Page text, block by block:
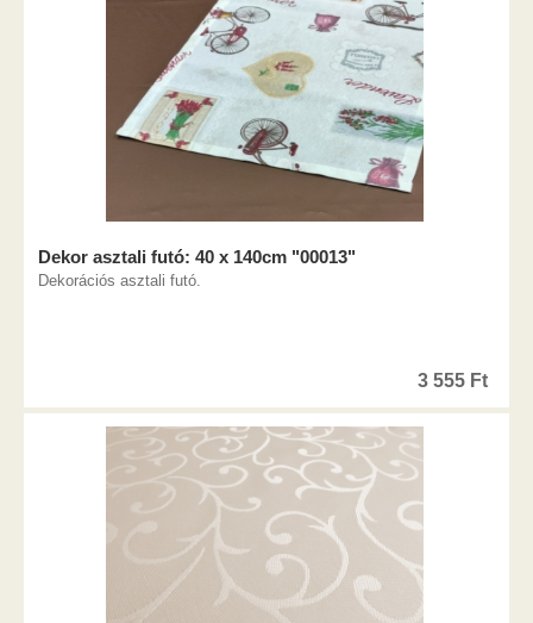
Dekor asztali futó: 40 x 140cm "00013"
Dekorációs asztali futó.
3 555 Ft